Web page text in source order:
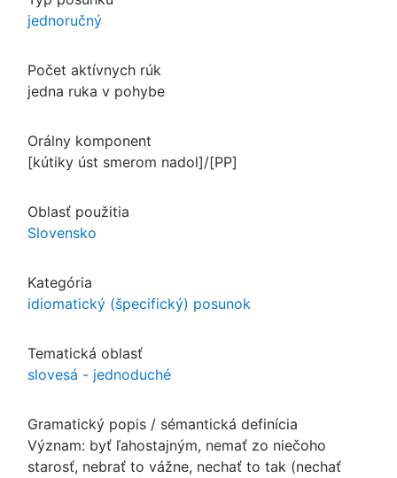
jednoručný
Počet aktívnych rúk
jedna ruka v pohybe
Orálny komponent
[kútiky úst smerom nadol]/[PP]
Oblasť použitia
Slovensko
Kategória
idiomatický (špecifický) posunok
Tematická oblasť
slovesá - jednoduché
Gramatický popis / sémantická definícia
Význam: byť ľahostajným, nemať zo niečoho
starosť, nebrať to vážne, nechať to tak (nechať